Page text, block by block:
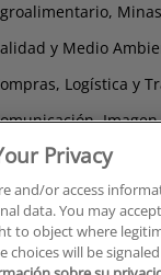
y Medio
Logística y
y Seguridad
A Coruña
Privacy
and/or access
data. You may
to object where
choices will be